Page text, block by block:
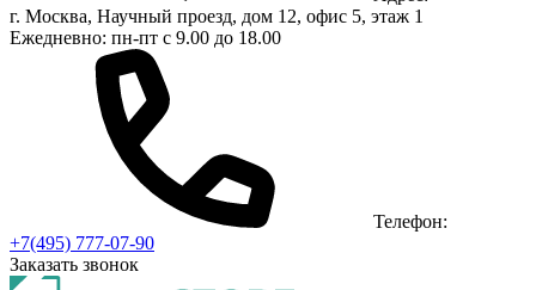
г. Москва, Научный проезд, дом 12, офис 5, этаж 1
Ежедневно: пн-пт с 9.00 до 18.00
Телефон:
+7(495) 777-07-90
Заказать звонок